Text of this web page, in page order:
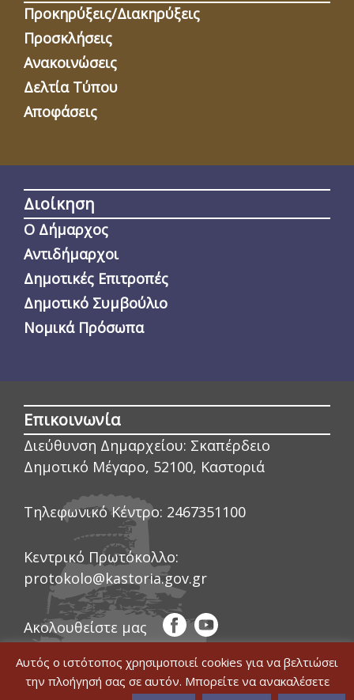
Προκηρύξεις/Διακηρύξεις
Προσκλήσεις
Ανακοινώσεις
Δελτία Τύπου
Αποφάσεις
Διοίκηση
Ο Δήμαρχος
Αντιδήμαρχοι
Δημοτικές Επιτροπές
Δημοτικό Συμβούλιο
Νομικά Πρόσωπα
Επικοινωνία
Διεύθυνση Δημαρχείου: Σκαπέρδειο
Δημοτικό Μέγαρο, 52100, Καστοριά
Τηλεφωνικό Κέντρο: 2467351100
Κεντρικό Πρωτόκολλο:
protokolo@kastoria.gov.gr
Ακολουθείστε μας
Αυτός ο ιστότοπος χρησιμοποιεί cookies για να βελτιώσει
την πλοήγησή σας σε αυτόν. Μπορείτε να ανακαλέσετε